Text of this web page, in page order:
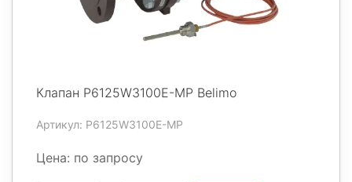
Клапан P6125W3100E-MP Belimo
Артикул: P6125W3100E-MP
Цена: по запросу